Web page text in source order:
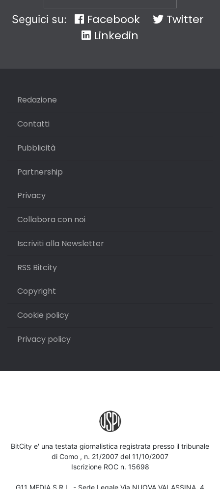
Seguici su: Facebook
Twitter
Linkedin
Redazione
Contatti
Pubblicità
Partnership
Privacy
Collabora con noi
Iscriviti alla Newsletter
RSS Bitcity
Copyright
Cookie policy
Privacy policy
BitCity e' una testata giornalistica registrata presso il tribunale
di Como , n. 21/2007 del 11/10/2007
Iscrizione ROC n. 15698
G11 MEDIA S.R.L. - Sede Legale Via NUOVA VALASSINA, 4